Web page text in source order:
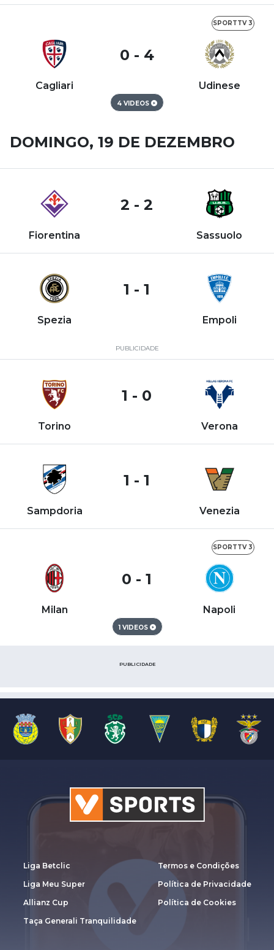
SPORTTV 3
Cagliari
0 - 4
Udinese
4 VIDEOS
DOMINGO, 19 DE DEZEMBRO
Fiorentina
2 - 2
Sassuolo
Spezia
1 - 1
Empoli
PUBLICIDADE
Torino
1 - 0
Verona
Sampdoria
1 - 1
Venezia
SPORTTV 3
Milan
0 - 1
Napoli
1 VIDEOS
PUBLICIDADE
Liga Betclic
Liga Meu Super
Allianz Cup
Taça Generali Tranquilidade
Termos e Condições
Política de Privacidade
Política de Cookies